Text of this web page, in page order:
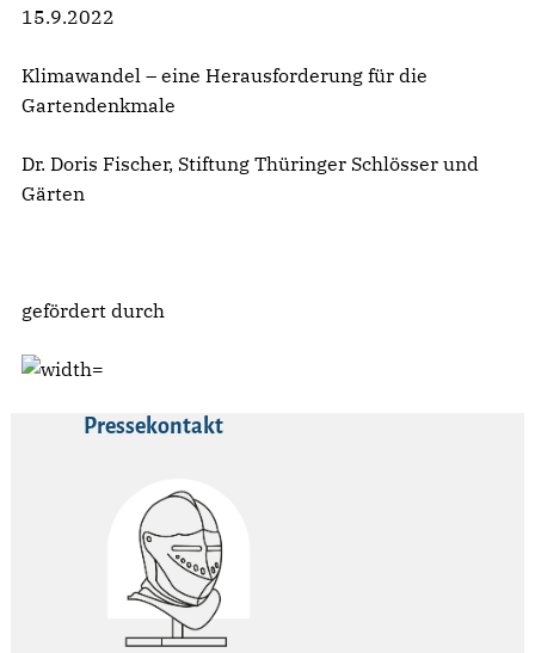
15.9.2022
Klimawandel – eine Herausforderung für die
Gartendenkmale
Dr. Doris Fischer, Stiftung Thüringer Schlösser und
Gärten
gefördert durch
Pressekontakt